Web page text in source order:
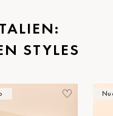
STYLES